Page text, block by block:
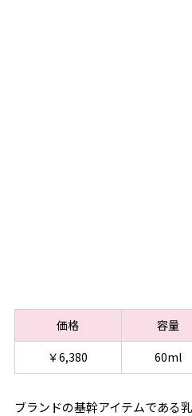
価格 容量
￥6,380
60ml
ブランドの基幹アイテムである